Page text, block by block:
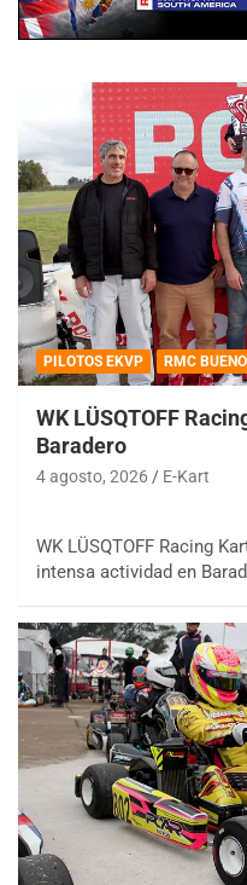
PILOTOS EKVP RMC
WK LÜSQTOFF
Baradero
4 agosto, 2026 E-Kart
WK LÜSQTOFF Racing
intensa actividad en